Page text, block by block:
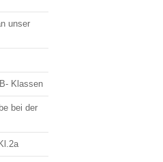
unser
Klassen
bei der